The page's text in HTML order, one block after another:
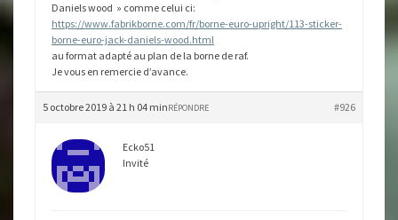
Daniels wood » comme celui ci:
https://www.fabrikborne.com/fr/borne-euro-upright/113-sticker-
borne-euro-jack-daniels-wood.html
au format adapté au plan de la borne de raf.
Je vous en remercie d’avance.
5 octobre 2019 à 21 h 04 min #926
RÉPONDRE
Ecko51
Invité